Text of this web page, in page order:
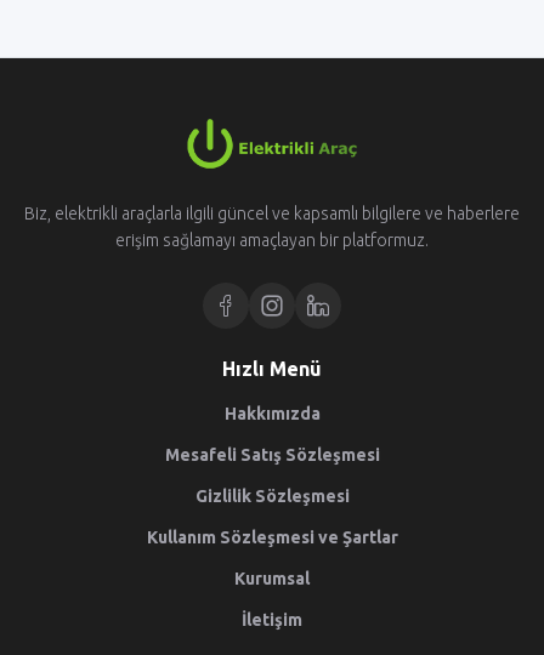
Biz, elektrikli araçlarla ilgili güncel ve kapsamlı bilgilere ve haberlere
erişim sağlamayı amaçlayan bir platformuz.
Hızlı Menü
Hakkımızda
Mesafeli Satış Sözleşmesi
Gizlilik Sözleşmesi
Kullanım Sözleşmesi ve Şartlar
Kurumsal
İletişim